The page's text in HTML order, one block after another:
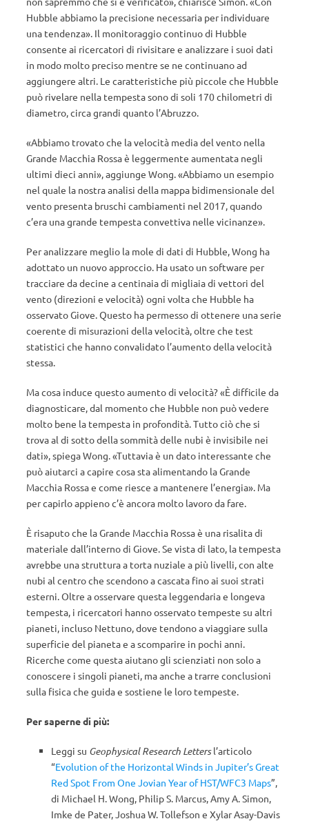
Hubble abbiamo la precisione necessaria per individuare
una tendenza». Il monitoraggio continuo di Hubble
consente ai ricercatori di rivisitare e analizzare i suoi dati
in modo molto preciso mentre se ne continuano ad
aggiungere altri. Le caratteristiche più piccole che Hubble
può rivelare nella tempesta sono di soli 170 chilometri di
diametro, circa grandi quanto l’Abruzzo.
«Abbiamo trovato che la velocità media del vento nella
Grande Macchia Rossa è leggermente aumentata negli
ultimi dieci anni», aggiunge Wong. «Abbiamo un esempio
nel quale la nostra analisi della mappa bidimensionale del
vento presenta bruschi cambiamenti nel 2017, quando
c’era una grande tempesta convettiva nelle vicinanze».
Per analizzare meglio la mole di dati di Hubble, Wong ha
adottato un nuovo approccio. Ha usato un software per
tracciare da decine a centinaia di migliaia di vettori del
vento (direzioni e velocità) ogni volta che Hubble ha
osservato Giove. Questo ha permesso di ottenere una serie
coerente di misurazioni della velocità, oltre che test
statistici che hanno convalidato l’aumento della velocità
stessa.
Ma cosa induce questo aumento di velocità? «È difficile da
diagnosticare, dal momento che Hubble non può vedere
molto bene la tempesta in profondità. Tutto ciò che si
trova al di sotto della sommità delle nubi è invisibile nei
dati», spiega Wong. «Tuttavia è un dato interessante che
può aiutarci a capire cosa sta alimentando la Grande
Macchia Rossa e come riesce a mantenere l’energia». Ma
per capirlo appieno c’è ancora molto lavoro da fare.
È risaputo che la Grande Macchia Rossa è una risalita di
materiale dall’interno di Giove. Se vista di lato, la tempesta
avrebbe una struttura a torta nuziale a più livelli, con alte
nubi al centro che scendono a cascata fino ai suoi strati
esterni. Oltre a osservare questa leggendaria e longeva
tempesta, i ricercatori hanno osservato tempeste su altri
pianeti, incluso Nettuno, dove tendono a viaggiare sulla
superficie del pianeta e a scomparire in pochi anni.
Ricerche come questa aiutano gli scienziati non solo a
conoscere i singoli pianeti, ma anche a trarre conclusioni
sulla fisica che guida e sostiene le loro tempeste.
Per saperne di più:
Leggi su Geophysical Research Lettersl’articolo
“Evolution of the Horizontal Winds in Jupiter’s Great
Red Spot From One Jovian Year of HST/WFC3 Maps”,
di Michael H. Wong, Philip S. Marcus, Amy A. Simon,
Imke de Pater, Joshua W. Tollefson e Xylar Asay-Davis